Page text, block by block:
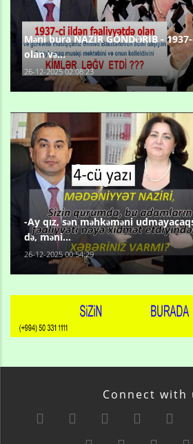
Məni bura NAZİR GÖNDƏRİB -
olan və...
26-12-2025 02:08:23
-Ay qız, sən məhkəməni
də, məni...
26-12-2025 00:54:29
Connect with